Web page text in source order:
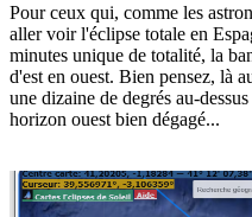
Pour ceux qui, comme les
aller voir l'éclipse totale en
minutes unique de totalité, la
d'est en ouest. Bien pensez, là
une dizaine de degrés au-
horizon ouest bien dégagé...